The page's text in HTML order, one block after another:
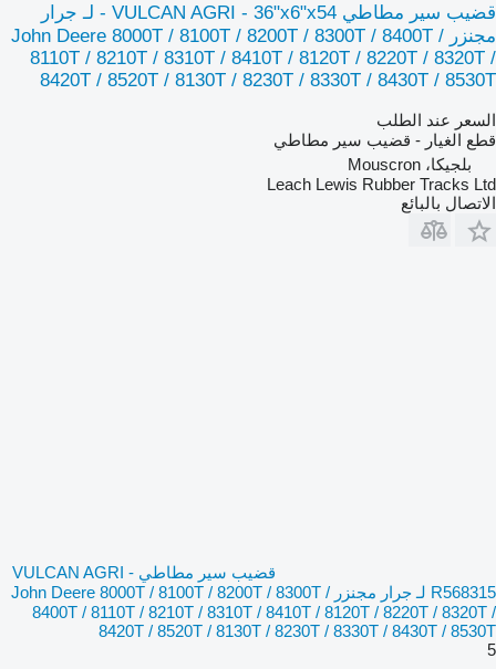
قضيب سير مطاطي VULCAN AGRI - 36"x6"x54 - لـ جرار
مجنزر John Deere 8000T / 8100T / 8200T / 8300T / 8400T /
8110T / 8210T / 8310T / 8410T / 8120T / 8220T / 8320T /
8420T / 8520T / 8130T / 8230T / 8330T / 8430T / 8530T
السعر عند الطلب
قطع الغيار - قضيب سير مطاطي
بلجيكا، Mouscron
Leach Lewis Rubber Tracks Ltd
الاتصال بالبائع
قضيب سير مطاطي - VULCAN AGRI
R568315 لـ جرار مجنزر John Deere 8000T / 8100T / 8200T / 8300T /
8400T / 8110T / 8210T / 8310T / 8410T / 8120T / 8220T / 8320T /
8420T / 8520T / 8130T / 8230T / 8330T / 8430T / 8530T
5